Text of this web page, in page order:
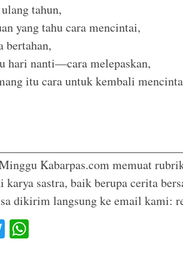
tahun,
yang tahu cara mencintai,
bertahan,
hari nanti—cara melepaskan,
itu cara untuk kembali
Kabarpas.com memuat
sastra, baik berupa cerita
dikirim langsung ke email kami:
T